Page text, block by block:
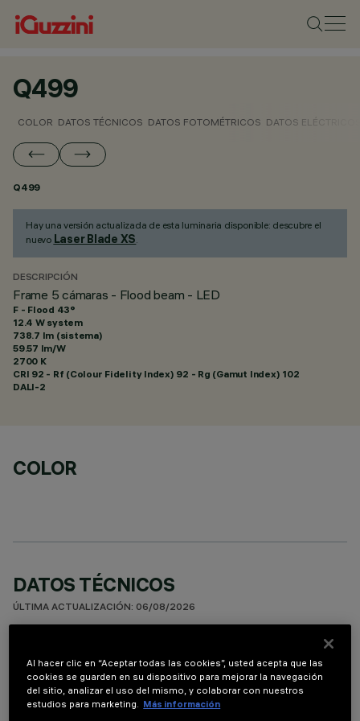
Q499
COLOR DATOS TÉCNICOS DATOS FOTOMÉTRICOS DATOS
Q499
Hay una versión actualizada de esta luminaria disponible: descubre el
nuevo Laser Blade XS.
DESCRIPCIÓN
Frame 5 cámaras - Flood beam - LED
F - Flood 43°
12.4 W system
738.7 lm (sistema)
59.57 lm/W
2700 K
CRI 92 - Rf (Colour Fidelity Index) 92 - Rg (Gamut Index) 102
DALI-2
COLOR
DATOS TÉCNICOS
ÚLTIMA ACTUALIZACIÓN: 06/08/2026
Luminaria miniaturizada empotrable lineal con 5 elementos
ópticos para lámparas led - ópticas fijas No obstante las
dimensiones supercompactas del producto, la tecnología
Al hacer clic en “Aceptar todas las cookies”, usted acepta que las
cookies se guarden en su dispositivo para mejorar la navegación
del sitio, analizar el uso del mismo, y colaborar con nuestros
estudios para marketing.
Más información